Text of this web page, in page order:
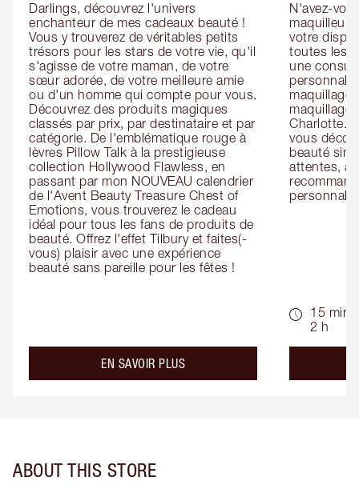
Darlings, découvrez l'univers
enchanteur de mes cadeaux beauté !
Vous y trouverez de véritables petits
trésors pour les stars de votre vie, qu'il
s'agisse de votre maman, de votre
sœur adorée, de votre meilleure amie
ou d'un homme qui compte pour vous.
Découvrez des produits magiques
classés par prix, par destinataire et par
catégorie. De l'emblématique rouge à
lèvres Pillow Talk à la prestigieuse
collection Hollywood Flawless, en
passant par mon NOUVEAU calendrier
de l'Avent Beauty Treasure Chest of
Emotions, vous trouverez le cadeau
idéal pour tous les fans de produits de
beauté. Offrez l'effet Tilbury et faites(-
vous) plaisir avec une expérience
beauté sans pareille pour les fêtes !
EN SAVOIR PLUSabout the
N'avez-
maquilleur
votre
toutes les
une
maquillage
maquillage
Charlotte.
vous
beauté
attentes,
15 min -
2 h
ABOUT THIS STORE